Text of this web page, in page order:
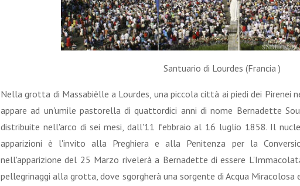
Santuario di Lourdes (Francia )
Nella grotta di Massabièlle a Lourdes, una piccola città ai piedi dei Pirenei
appare ad un'umile pastorella di quattordici anni di nome Bernadette
distribuite nell'arco di sei mesi, dall'11 febbraio al 16 luglio 1858. Il
apparizioni è l'invito alla Preghiera e alla Penitenza per la
nell'apparizione del 25 Marzo rivelerà a Bernadette di essere
pellegrinaggi alla grotta, dove sgorgherà una sorgente di Acqua Miracolosa